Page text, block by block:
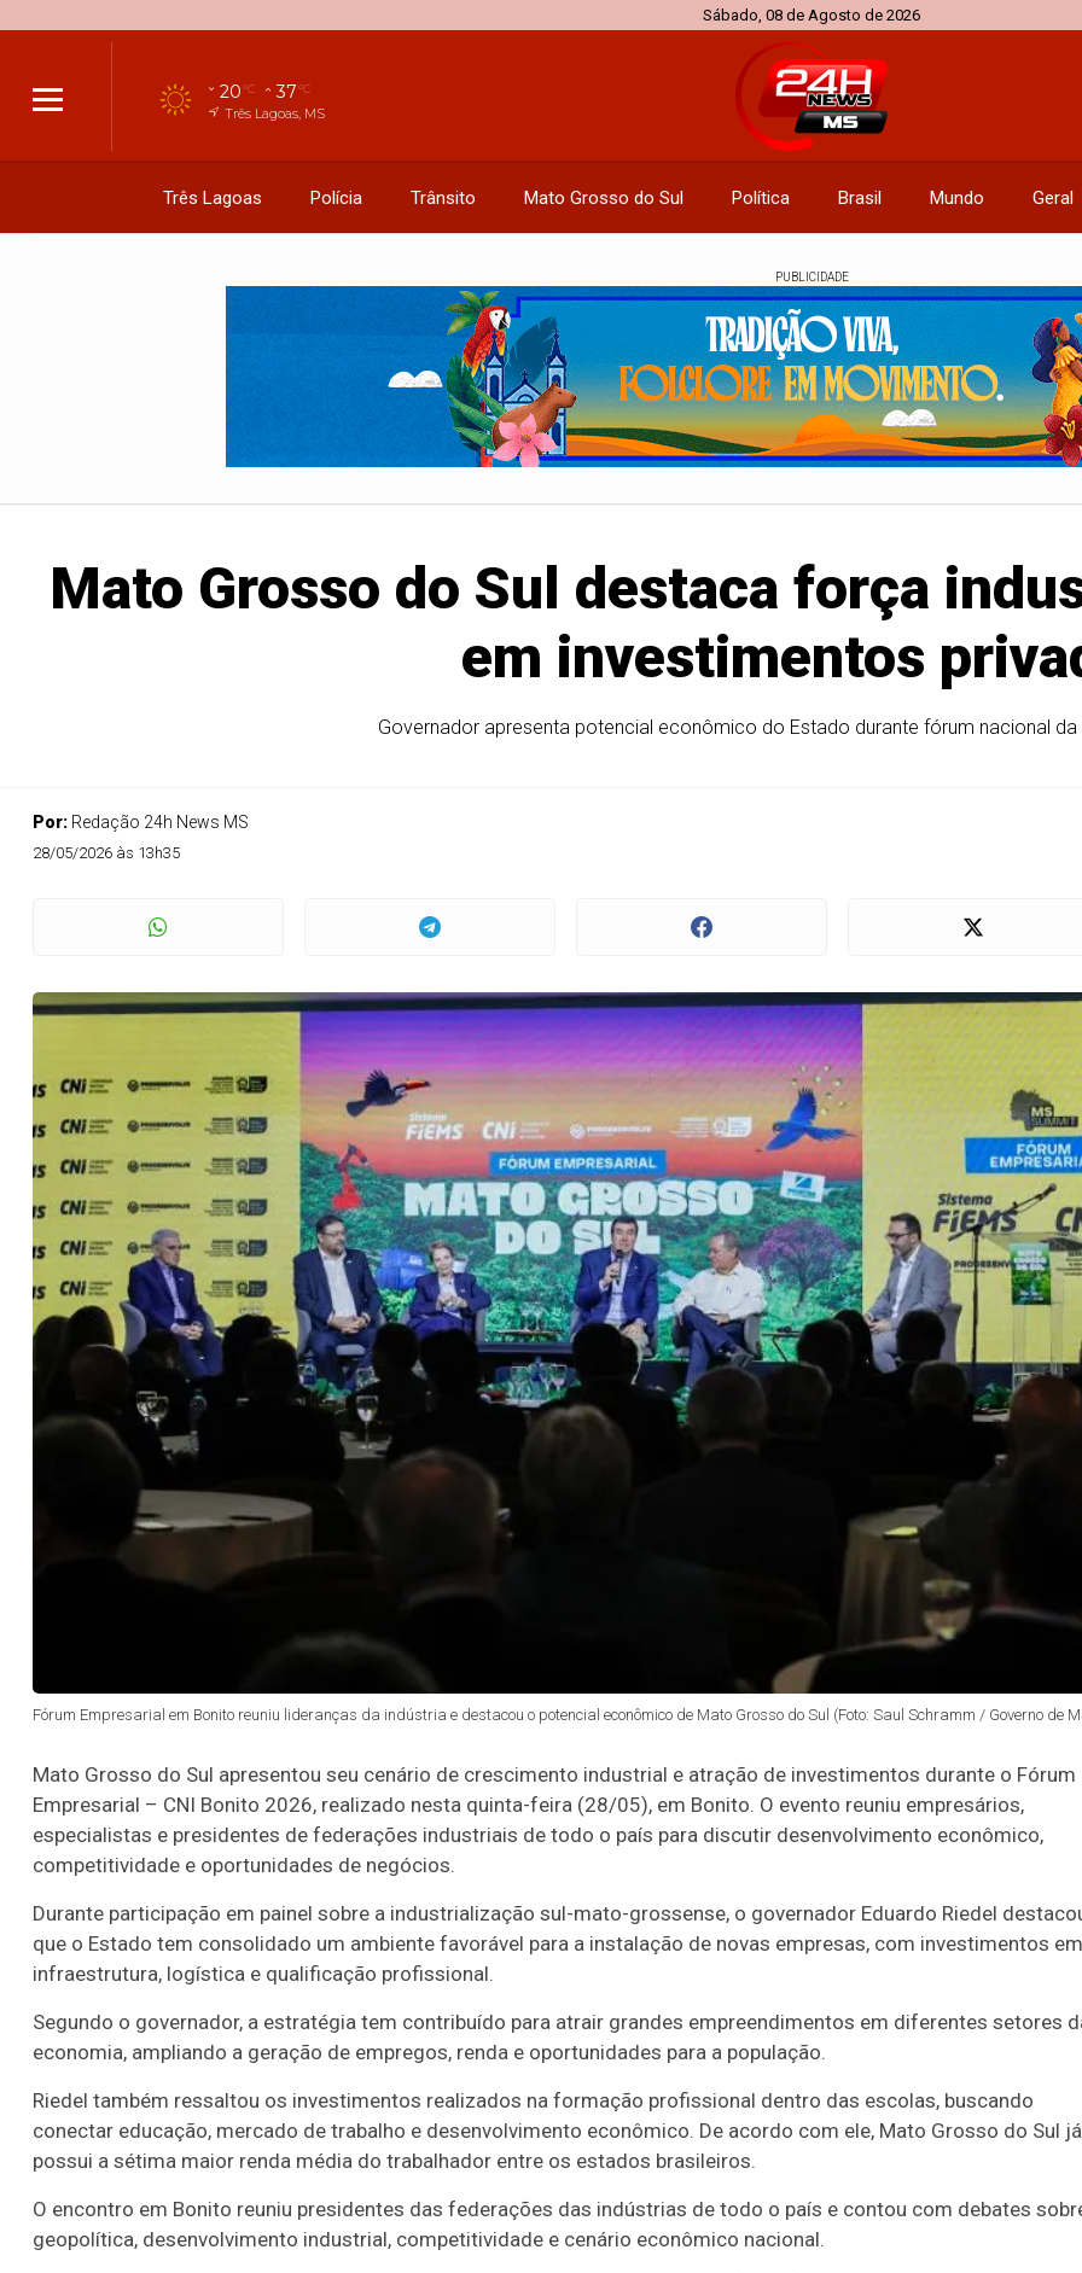
Sábado, 08 de Agosto de 2026
20°C 37°C
Três Lagoas, MS
Três Lagoas Polícia Trânsito Mato Grosso do Sul Política Brasil Mundo Geral
PUBLICIDADE
Mato Grosso do Sul destaca força
em investimentos
Governador apresenta potencial econômico do Estado durante fórum nacional
Por: Redação 24h News MS
28/05/2026 às 13h35
Fórum Empresarial em Bonito reuniu lideranças da indústria e destacou o potencial econômico de Mato Grosso do Sul (Foto: Saul Schramm / Governo de
Mato Grosso do Sul apresentou seu cenário de crescimento industrial e atração de investimentos durante o Fórum
Empresarial – CNI Bonito 2026, realizado nesta quinta-feira (28/05), em Bonito. O evento reuniu empresários,
especialistas e presidentes de federações industriais de todo o país para discutir desenvolvimento econômico,
competitividade e oportunidades de negócios.
Durante participação em painel sobre a industrialização sul-mato-grossense, o governador Eduardo Riedel
que o Estado tem consolidado um ambiente favorável para a instalação de novas empresas, com investimentos em
infraestrutura, logística e qualificação profissional.
Segundo o governador, a estratégia tem contribuído para atrair grandes empreendimentos em diferentes setores
economia, ampliando a geração de empregos, renda e oportunidades para a população.
Riedel também ressaltou os investimentos realizados na formação profissional dentro das escolas, buscando
conectar educação, mercado de trabalho e desenvolvimento econômico. De acordo com ele, Mato Grosso do Sul já
possui a sétima maior renda média do trabalhador entre os estados brasileiros.
O encontro em Bonito reuniu presidentes das federações das indústrias de todo o país e contou com debates
geopolítica, desenvolvimento industrial, competitividade e cenário econômico nacional.